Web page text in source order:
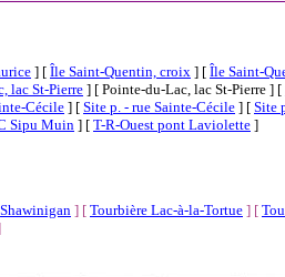
] [ Île Saint-Quentin, croix ] [ Île Saint-
lac St-Pierre] [ Pointe-du-Lac, lac St-Pierre ] [
Cécile] [ Site p. - rue Sainte-Cécile ] [ Site
Sipu Muin ] [ T-R-Ouest pont Laviolette ]
Shawinigan ] [ Tourbière Lac-à-la-Tortue ] [